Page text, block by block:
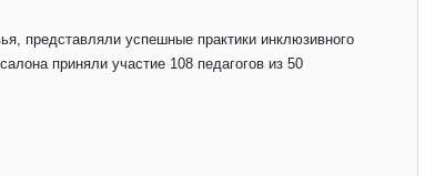
представляли успешные практики инклюзивного
приняли участие 108 педагогов из 50